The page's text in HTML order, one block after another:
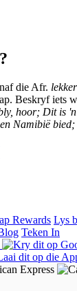
die Afr. lekker
Beskryf iets
hoor; Dit is
Namibië
Rewards Lys
Teken In